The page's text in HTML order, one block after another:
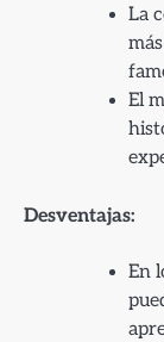
La
El
Desventajas:
En